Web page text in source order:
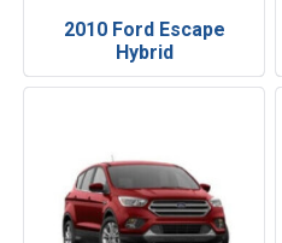
2010 Ford Escape
Hybrid